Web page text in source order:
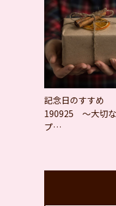
記念日のすすめ
190925 ～大切
プ…